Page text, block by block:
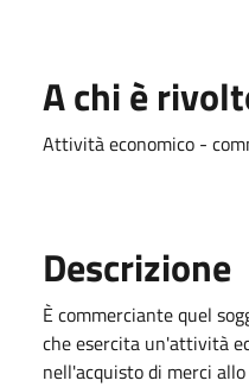
A chi è
Attività economico -
Descrizione
È commerciante quel
che esercita un'attività
nell'acquisto di merci